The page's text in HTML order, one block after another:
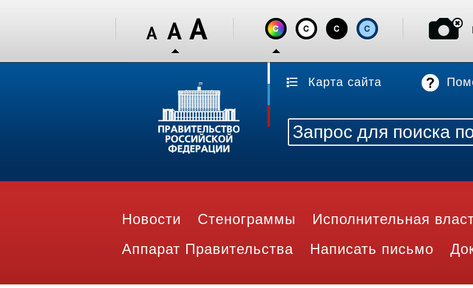
Карта сайта
Новости Стенограммы Исполнительная
Аппарат Правительства
Написать письмо